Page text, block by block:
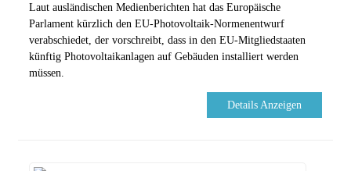
Laut ausländischen Medienberichten hat das Europäische
Parlament kürzlich den EU-Photovoltaik-Normenentwurf
verabschiedet, der vorschreibt, dass in den EU-Mitgliedstaaten
künftig Photovoltaikanlagen auf Gebäuden installiert werden
müssen.
Details Anzeigen